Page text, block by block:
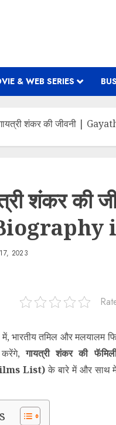
& WEB SERIES
गायत्री शंकर की जीवनी |
शंकर
2023
भारतीय तमिल और मलयालम
करेंगे,गायत्री शंकर की
List)के बारे में और साथ में